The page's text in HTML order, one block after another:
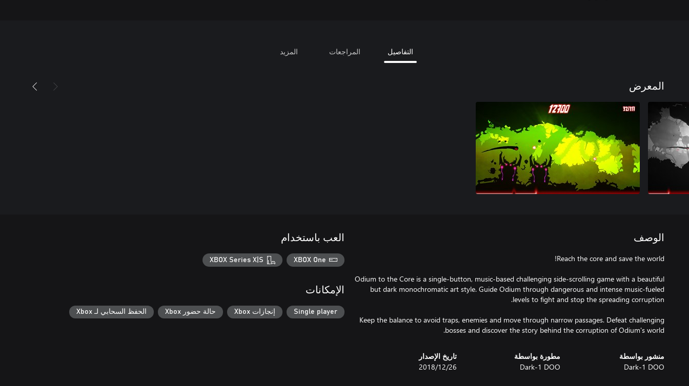
التفاصيل المراجعات المزيد
المعرض
الوصف
Odium to the Core is a single-button, music-based challenging side-scrolling game with a beautiful
but dark monochromatic art style. Guide Odium through dangerous and intense music-fueled
Keep the balance to avoid traps, enemies and move through narrow passages. Defeat challenging
bosses and discover the story behind the corruption of Odium's world.
منشور بواسطة
Dark-1 DOO
مطورة بواسطة
Dark-1 DOO
تاريخ الإصدار
26‏/12‏/2018
العب باستخدام
XBOX One
XBOX Series X|S
الإمكانات
Single player إنجازات Xbox حالة حضور Xbox الحفظ السحابي لـ Xbox